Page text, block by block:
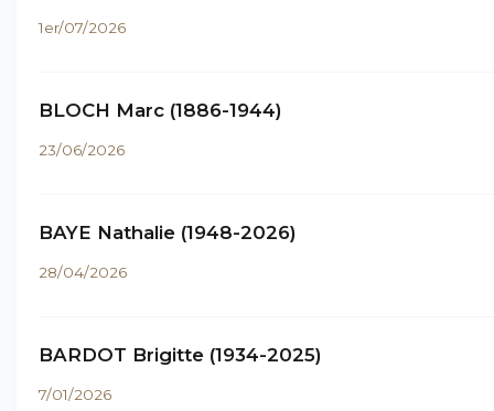
1er/07/2026
BLOCH Marc (1886-1944)
23/06/2026
BAYE Nathalie (1948-2026)
28/04/2026
BARDOT Brigitte (1934-2025)
7/01/2026